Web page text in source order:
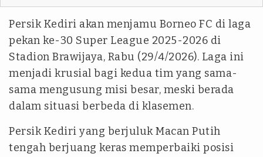
Persik Kediri akan menjamu Borneo FC di laga
pekan ke-30 Super League 2025-2026 di
Stadion Brawijaya, Rabu (29/4/2026). Laga ini
menjadi krusial bagi kedua tim yang sama-
sama mengusung misi besar, meski berada
dalam situasi berbeda di klasemen.
Persik Kediri yang berjuluk Macan Putih
tengah berjuang keras memperbaiki posisi